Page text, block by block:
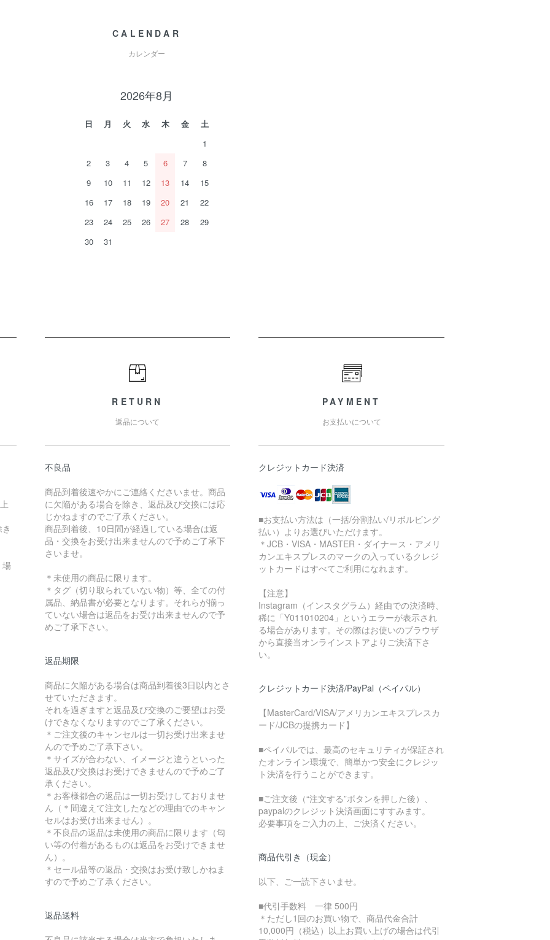
CALENDAR
カレンダー
2026年8月
日 月 火 水 木 金
土
1
2
3 4 5 6 7
8
9
10 11 12 13 14
15
16
17 18 19 20 21
22
23
24 25 26 27 28
29
30
31
場
RETURN
返品について
不良品
商品到着後速やかにご連絡くださいませ。商品
に欠陥がある場合を除き、返品及び交換には応
じかねますのでご了承ください。
商品到着後、10日間が経過している場合は返
品・交換をお受け出来ませんので予めご了承下
さいませ。
＊未使用の商品に限ります。
＊タグ（切り取られていない物）等、全ての付
属品、納品書が必要となります。それらが揃っ
ていない場合は返品をお受け出来ませんので予
めご了承下さい。
返品期限
商品に欠陥がある場合は商品到着後3日以内とさ
せていただきます。
それを過ぎますと返品及び交換のご要望はお受
けできなくなりますのでご了承ください。
＊ご注文後のキャンセルは一切お受け出来ませ
んので予めご了承下さい。
＊サイズが合わない、イメージと違うといった
返品及び交換はお受けできませんので予めご了
承ください。
＊お客様都合の返品は一切お受けしておりませ
ん（＊間違えて注文したなどの理由でのキャン
セルはお受け出来ません）。
＊不良品の返品は未使用の商品に限ります（匂
い等の付着があるものは返品をお受けできませ
ん）。
＊セール品等の返品・交換はお受け致しかねま
すので予めご了承ください。
返品送料
PAYMENT
お支払いについて
クレジットカード決済
■お支払い方法は（一括/分割払い/リボルビング
払い）よりお選びいただけます。
＊JCB・VISA・MASTER・ダイナース・アメリ
カンエキスプレスのマークの入っているクレジ
ットカードはすべてご利用になれます。
【注意】
Instagram（インスタグラム）経由での決済時、
稀に「Y011010204」というエラーが表示され
る場合があります。その際はお使いのブラウザ
から直接当オンラインストアよりご決済下さ
い。
クレジットカード決済/PayPal（ペイパル）
【MasterCard/VISA/アメリカンエキスプレスカ
ード/JCBの提携カード】
■ペイパルでは、最高のセキュリティが保証され
たオンライン環境で、簡単かつ安全にクレジッ
ト決済を行うことができます。
■ご注文後（“注文する”ボタンを押した後）、
paypalのクレジット決済画面にすすみます。
必要事項をご入力の上、ご決済ください。
商品代引き（現金）
以下、ご一読下さいませ。
■代引手数料 一律 500円
＊ただし1回のお買い物で、商品代金合計
10,000円（税込）以上お買い上げの場合は代引